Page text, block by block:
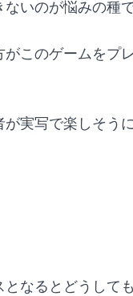
いのが悩みの種で
このゲームをプ
実写で楽しそう
なるとどうして